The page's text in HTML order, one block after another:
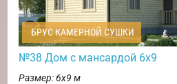
БРУС КАМЕРНОЙ СУШКИ
№38 Дом с мансардой 6х9
Размер: 6х9 м